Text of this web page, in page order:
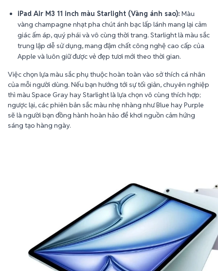
iPad Air M3 11 inch màu Starlight (Vàng ánh sao): Màu
vàng champagne nhạt pha chút ánh bạc lấp lánh mang lại cảm
giác ấm áp, quý phái và vô cùng thời trang. Starlight là màu sắc
trung lập dễ sử dụng, mang đậm chất công nghệ cao cấp của
Apple và luôn giữ được vẻ đẹp tươi mới theo thời gian.
Việc chọn lựa màu sắc phụ thuộc hoàn toàn vào sở thích cá nhân
của mỗi người dùng. Nếu bạn hướng tới sự tối giản, chuyên nghiệp
thì màu Space Gray hay Starlight là lựa chọn vô cùng thích hợp;
ngược lại, các phiên bản sắc màu nhẹ nhàng như Blue hay Purple
sẽ là người bạn đồng hành hoàn hảo để khơi nguồn cảm hứng
sáng tạo hàng ngày.